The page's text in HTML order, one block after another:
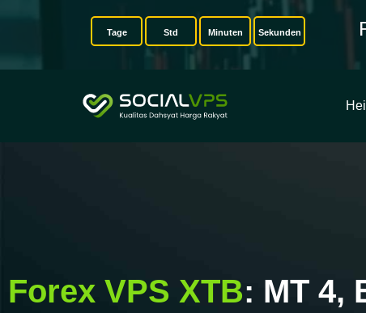
Tage Std Minuten Sekunden
Forex VPS XTB: MT 4,